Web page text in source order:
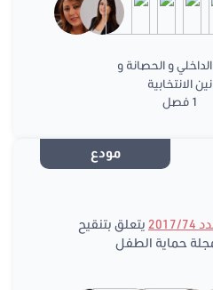
و الحصانة و
الانتخابية
1 فصل
مودع
74
يتعلق بتنقيح